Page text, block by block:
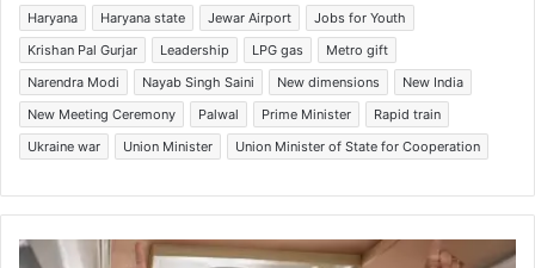
Haryana
Haryana state Jewar Airport
Jobs for Youth
Krishan Pal Gurjar
Leadership LPG gas
Metro gift
Narendra Modi
Nayab Singh Saini New dimensions
New India
New Meeting Ceremony
Palwal Prime Minister
Rapid train
Ukraine war
Union Minister Union Minister of State for Cooperation